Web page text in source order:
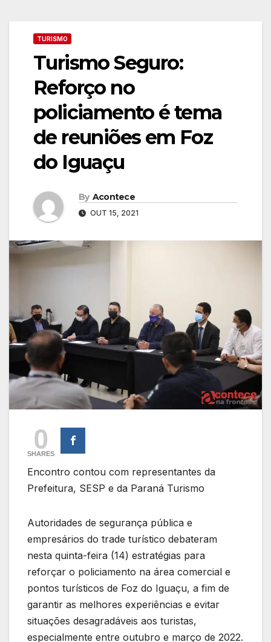
TURISMO
Turismo Seguro:
Reforço no
policiamento é tema
de reuniões em Foz
do Iguaçu
By Acontece
OUT 15, 2021
0
SHARES
Encontro contou com representantes da
Prefeitura, SESP e da Paraná Turismo
Autoridades de segurança pública e
empresários do trade turístico debateram
nesta quinta-feira (14) estratégias para
reforçar o policiamento na área comercial e
pontos turísticos de Foz do Iguaçu, a fim de
garantir as melhores experiências e evitar
situações desagradáveis aos turistas,
especialmente entre outubro e março de 2022.